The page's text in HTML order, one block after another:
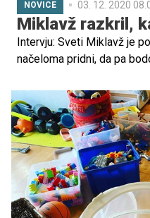
NOVICE 03. 12. 2020
Miklavž razkril,
Intervju: Sveti Miklavž je
načeloma pridni, da pa
Mrazom prijatelji.